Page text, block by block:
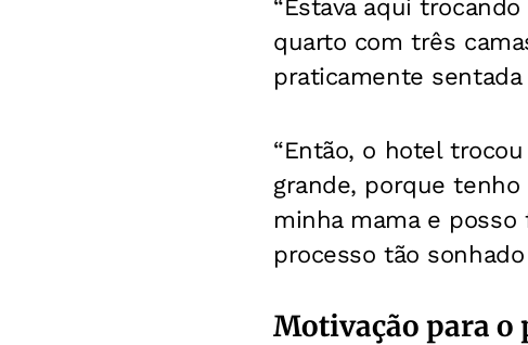
“Estava aqui
quarto com três
praticamente
“Então, o hotel
grande, porque
minha mama e
processo tão
Motivação para o